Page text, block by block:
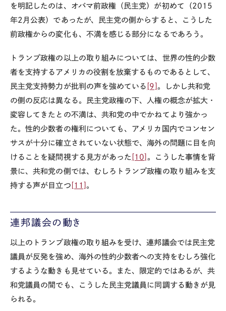
を明記したのは、オバマ前政権（民主党）が初めて（ 2015
年2 月公表）であったが、民主党の側からすると、こうした
前政権からの変化も、不満を感じる部分になるであろう。
トランプ政権の以上の取り組みについては、世界の性的少数
者を支持するアメリカの役割を放棄するものであるとして、
民主党支持勢力が批判の声を強めている [9] 。しかし共和党
の側の反応は異なる。民主党政権の下、人権の概念が拡大・
変容してきたとの不満は、共和党の中でかねてより強かっ
た。性的少数者の権利についても、アメリカ国内でコンセン
サスが十分に確立されていない状態で、海外の問題に目を向
けることを疑問視する見方があった [10] 。こうした事情を背
景に、共和党の側では、むしろトランプ政権の取り組みを支
持する声が目立つ [11] 。
連邦議会の動き
以上のトランプ政権の取り組みを受け、連邦議会では民主党
議員が反発を強め、海外の性的少数者への支持をむしろ強化
するような動きも見せている。また、限定的ではあるが、共
和党議員の間でも、こうした民主党議員に同調する動きが見
られる。